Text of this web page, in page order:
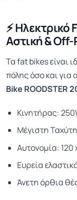
⚡ Ηλεκτρικό
Αστική & Off-
Τα fat bikes είναι
πόλης όσο και
Bike ROODSTER
Κινητήρας:
Μέγιστη
Αυτονομία: 120
Ευρεία
Άνετη όρθια